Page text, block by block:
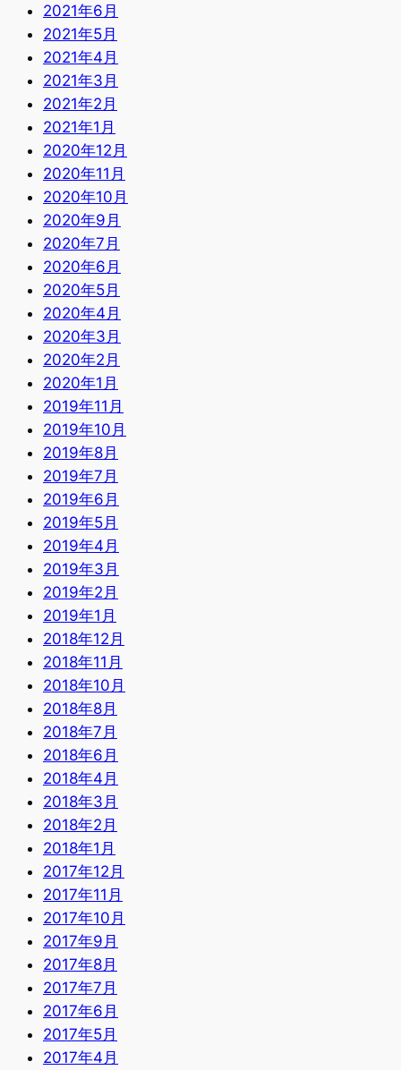
2021年6月
2021年5月
2021年4月
2021年3月
2021年2月
2021年1月
2020年12月
2020年11月
2020年10月
2020年9月
2020年7月
2020年6月
2020年5月
2020年4月
2020年3月
2020年2月
2020年1月
2019年11月
2019年10月
2019年8月
2019年7月
2019年6月
2019年5月
2019年4月
2019年3月
2019年2月
2019年1月
2018年12月
2018年11月
2018年10月
2018年8月
2018年7月
2018年6月
2018年4月
2018年3月
2018年2月
2018年1月
2017年12月
2017年11月
2017年10月
2017年9月
2017年8月
2017年7月
2017年6月
2017年5月
2017年4月